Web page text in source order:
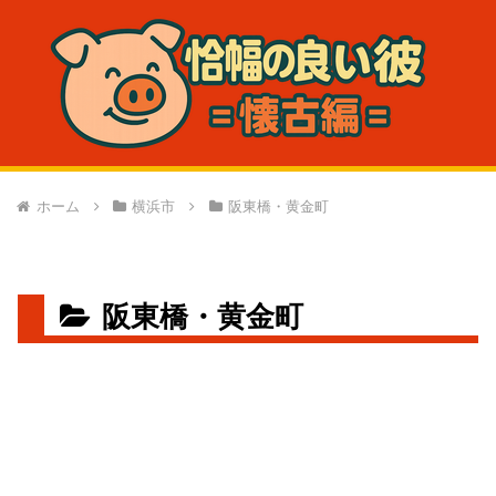
ホーム 横浜市 阪東橋・黄金町
阪東橋・黄金町